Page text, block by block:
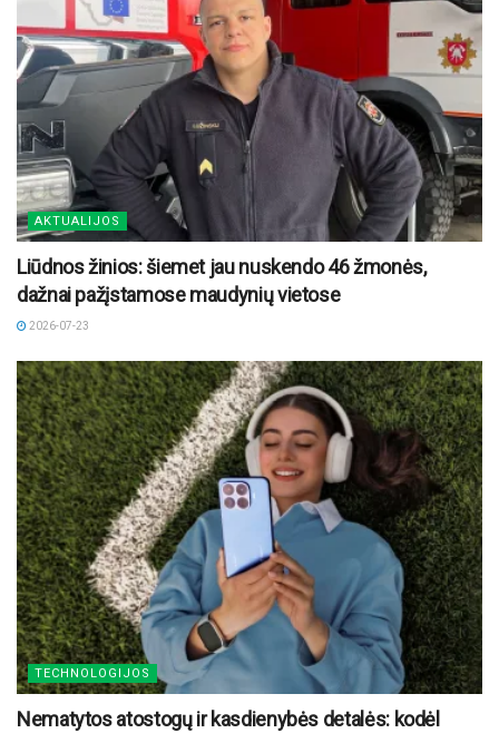
AKTUALIJOS
Liūdnos žinios: šiemet jau nuskendo 46 žmonės,
dažnai pažįstamose maudynių vietose
2026-07-23
TECHNOLOGIJOS
Nematytos atostogų ir kasdienybės detalės: kodėl